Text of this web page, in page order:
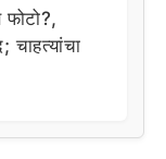
फोटो?,
चाहत्यांचा